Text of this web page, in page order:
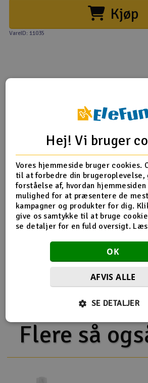
Motor & tilbehør
Scooter & elkøretøj
Slot racing
Smarthjem, leg og hobby
Solenergi
Værktøj, udstyr og tilbehør
Kjøp
VareID: 11035
Produkt information
H60167T Motor Pinion Gear 11T
Motor pinion gear 11T x 2
Modulus:0.7
Shaft diamater:F5mm
Weight:2.6g/pc
Flere så
Hej! Vi bruger
Vores hjemmeside bruger cookies.
til at forbedre din brugeroplevelse,
forståelse af, hvordan hjemmesiden
mulighed for at præsentere de
kampagner og produkter for dig.
give os samtykke til at bruge
se detaljer for en fuld oversigt.
OK
AFVIS ALLE
SE DETALJER